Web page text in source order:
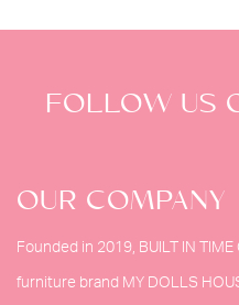
FOLLOW US
OUR COMPANY
Founded in 2019, BUILT IN
furniture brand MY DOLLS